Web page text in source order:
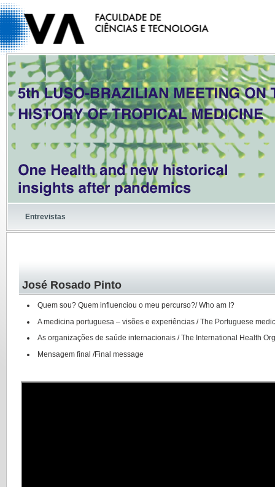
Entrevistas
José Rosado Pinto
Quem sou? Quem influenciou o meu percurso?/ Who am I?
A medicina portuguesa – visões e experiências / The Portuguese
As organizações de saúde internacionais / The International Health
Mensagem final /Final message